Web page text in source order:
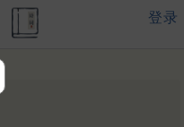
登录